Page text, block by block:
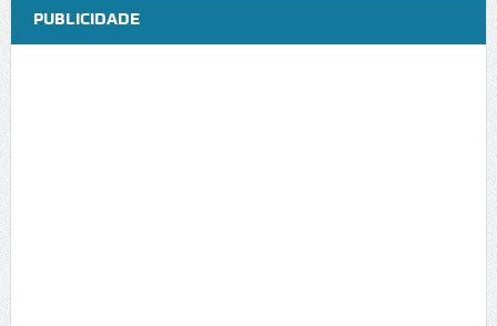
PUBLICIDADE